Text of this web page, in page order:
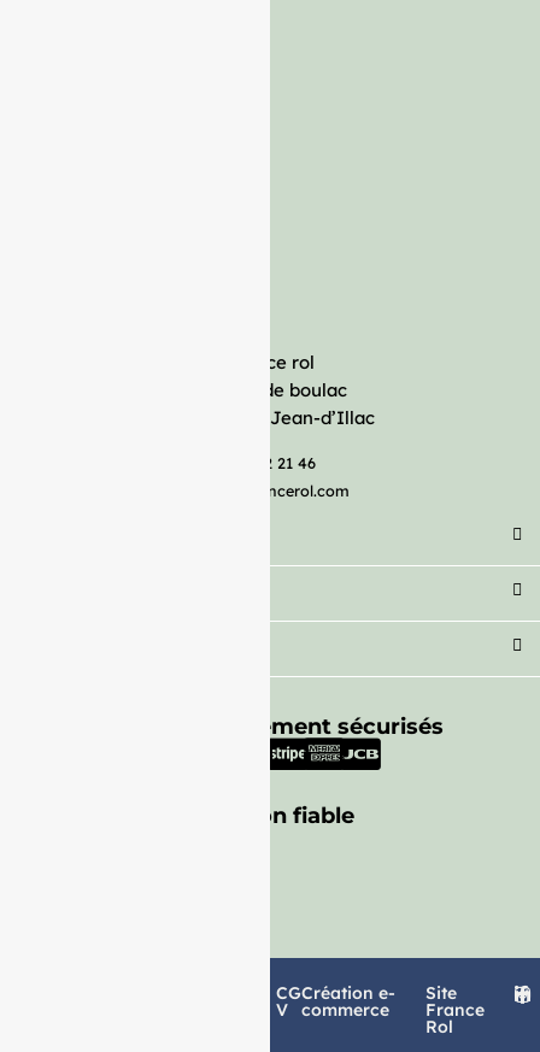
France rol
Avenue de boulac
33127 Saint-Jean-d’Illac
05 57 92 21 46
serviceclient@francerol.com
Moyens de paiement sécurisés
Livraison fiable
CG
V
Création e-
commerce
Site
France
Rol